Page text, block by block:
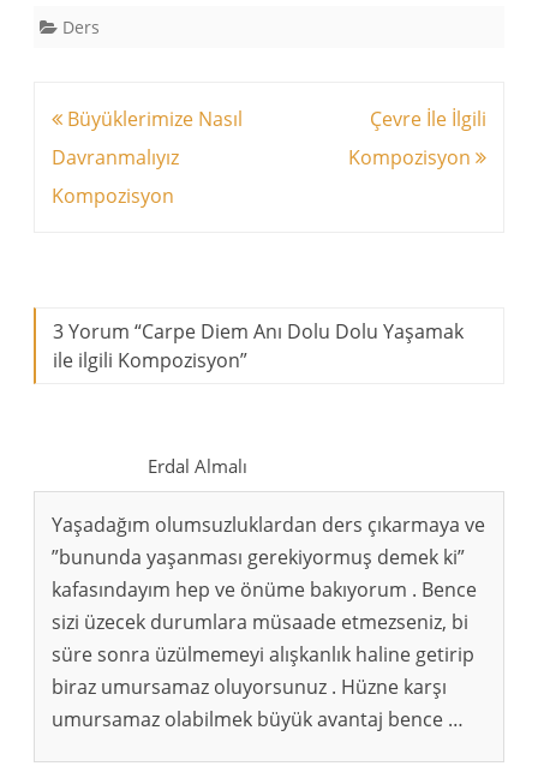
Ders
Yazı
dolaşımı
Büyüklerimize Nasıl
Davranmalıyız
Kompozisyon
Çevre İle İlgili
Kompozisyon
3 Yorum “Carpe Diem Anı Dolu Dolu Yaşamak
ile ilgili Kompozisyon”
Erdal Almalı
Yaşadağım olumsuzluklardan ders çıkarmaya ve
”bununda yaşanması gerekiyormuş demek ki”
kafasındayım hep ve önüme bakıyorum . Bence
sizi üzecek durumlara müsaade etmezseniz, bi
süre sonra üzülmemeyi alışkanlık haline getirip
biraz umursamaz oluyorsunuz . Hüzne karşı
umursamaz olabilmek büyük avantaj bence …